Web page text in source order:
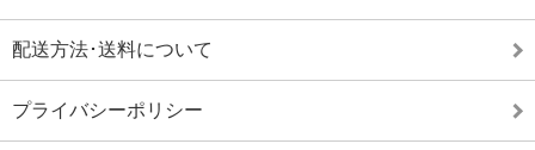
配送方法･送料について
プライバシーポリシー